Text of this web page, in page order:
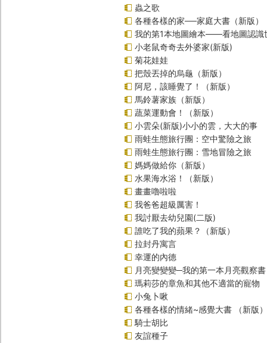
蟲之歌
各種各樣的家──家庭大書（新版）
我的第1本地圖繪本――看地圖認識
小老鼠奇奇去外婆家(新版)
菊花娃娃
把殼丟掉的烏龜（新版）
阿尼，該睡覺了！（新版）
馬鈴薯家族（新版）
蔬菜運動會！（新版）
小雲朵(新版)小小的雲，大大的事
雨蛙生態旅行團：空中驚險之旅
雨蛙生態旅行團：雪地冒險之旅
媽媽做給你（新版）
水果海水浴！（新版）
畫畫嚕啦啦
我爸爸超級厲害！
我討厭去幼兒園(二版)
誰吃了我的蘋果？（新版）
拉封丹寓言
幸運的內德
月亮變變變─我的第一本月亮觀察書
瑪莉莎的章魚和其他不適當的寵物
小兔卜啾
各種各樣的情緒~感覺大書 （新版）
騎士胡比
友誼種子